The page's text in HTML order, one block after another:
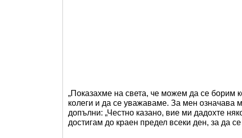
„Показахме на света, че можем да се борим
колеги и да се уважаваме. За мен означава
допълни: „Честно казано, вие ми дадохте
достигам до краен предел всеки ден, за да